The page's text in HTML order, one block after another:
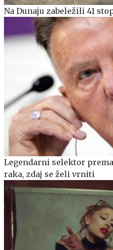
Na Dunaju zabeležili 41
Legendarni selektor
raka, zdaj se želi vrniti